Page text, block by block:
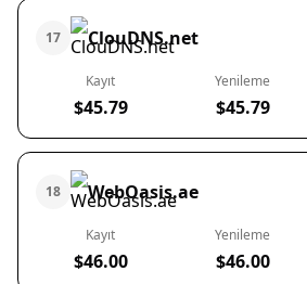
17 ClouDNS.net
Kayıt
$45.79
Yenileme
$45.79
18 WebOasis.ae
Kayıt
$46.00
Yenileme
$46.00